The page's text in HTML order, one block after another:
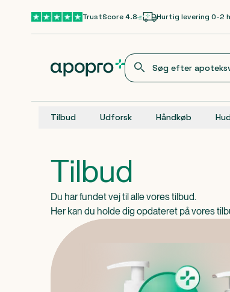
Gå til hovedindholdTrustScore 4.8 Hurtig levering 0-2
Tilbud Udforsk Håndkøb
Tilbud
Du har fundet vej til alle vores tilbud.
Her kan du holde dig opdateret på vores